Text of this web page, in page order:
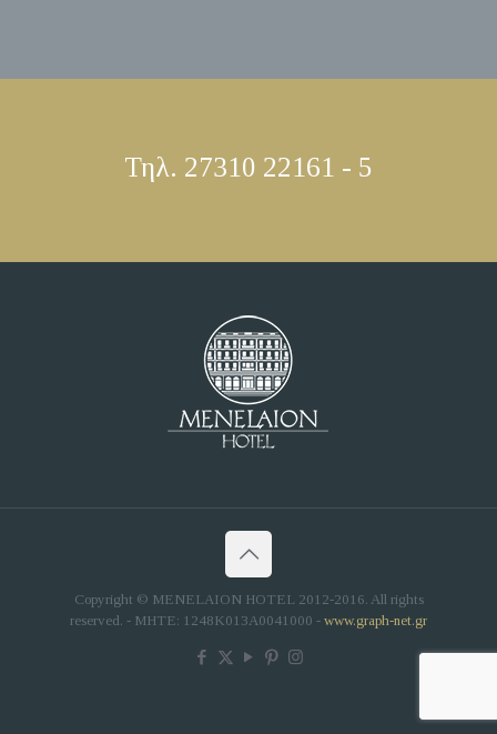
Τηλ. 27310 22161 - 5
Copyright © MENELAION HOTEL 2012-2016. All rights
reserved. - MHTE: 1248K013A0041000 - www.graph-net.gr